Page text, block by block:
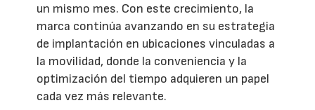
un mismo mes. Con este crecimiento, la
marca continúa avanzando en su estrategia
de implantación en ubicaciones vinculadas a
la movilidad, donde la conveniencia y la
optimización del tiempo adquieren un papel
cada vez más relevante.